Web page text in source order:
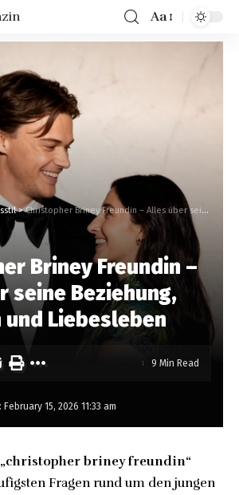
Aa
>Christopher Briney Freundin – Alles über seine Beziehung, Partnerin und Liebesleben
Briney Freundin –
seine Beziehung,
Liebesleben
15, 2026 11:33 am
9 Min Read
„christopher briney freundin“
Fragen rund um den jungen